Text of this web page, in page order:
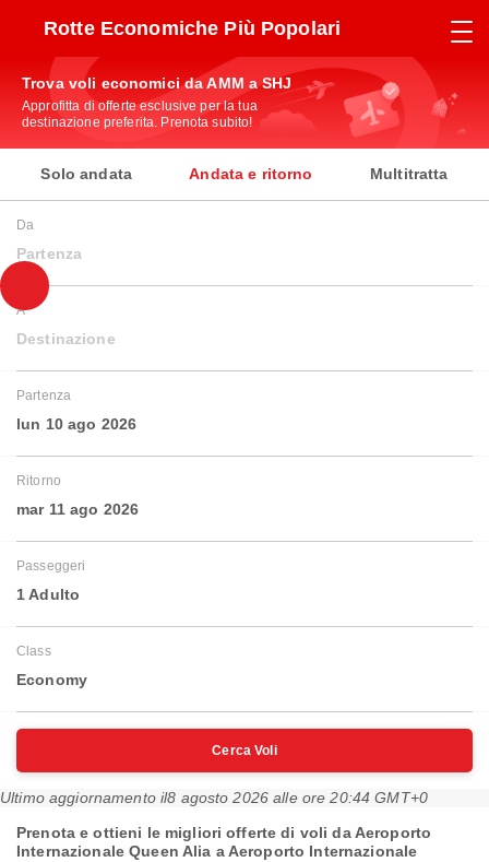
Rotte Economiche Più Popolari
Trova voli economici da AMM a SHJ
Approfitta di offerte esclusive per la tua
destinazione preferita. Prenota subito!
Solo andata Andata e ritorno Multitratta
Da
Partenza
A
Destinazione
Partenza
lun 10 ago 2026
Ritorno
mar 11 ago 2026
Passeggeri
1 Adulto
Class
Economy
Cerca Voli
Ultimo aggiornamento il8 agosto 2026 alle ore 20:44 GMT+0
Prenota e ottieni le migliori offerte di voli da Aeroporto
Internazionale Queen Alia a Aeroporto Internazionale